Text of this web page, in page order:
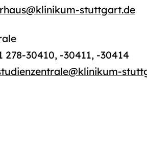
@klinikum-stuttgart.de
278-30410, -30411, -30414
@klinikum-